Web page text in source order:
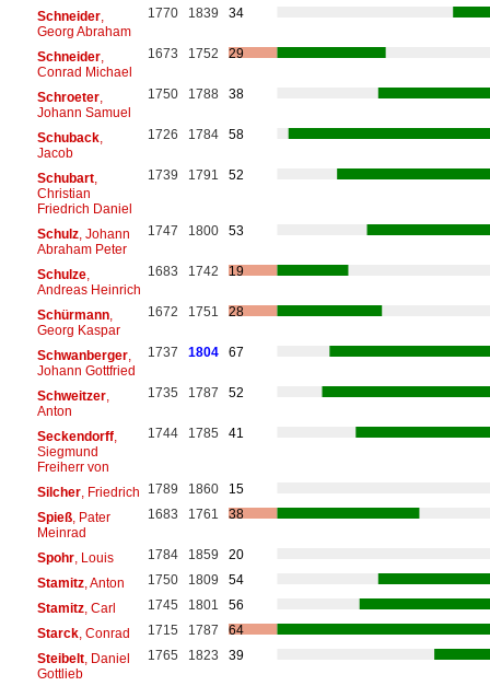
Schneider,
Georg Abraham
1770 1839 34
Schneider,
Conrad Michael
1673 1752 29
Schroeter,
Johann Samuel
1750 1788 38
Schuback,
Jacob
1726 1784 58
Schubart,
Christian
Friedrich Daniel
1739 1791 52
Schulz, Johann
Abraham Peter
1747 1800 53
Schulze,
Andreas Heinrich
1683 1742 19
Schürmann,
Georg Kaspar
1672 1751 28
Schwanberger,
Johann Gottfried
1737 1804 67
Schweitzer,
Anton
1735 1787 52
Seckendorff,
Siegmund
Freiherr von
1744 1785 41
Silcher, Friedrich 1789 1860
15
Spieß, Pater
Meinrad
1683 1761 38
Spohr, Louis 1784 1859
20
Stamitz, Anton 1750 1809
54
Stamitz, Carl 1745 1801
56
Starck, Conrad 1715 1787
64
Steibelt, Daniel
Gottlieb
1765 1823 39